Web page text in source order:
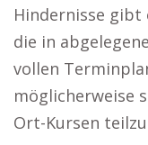
Hindernisse gibt
die in
vollen
möglicherweise
Ort-Kursen